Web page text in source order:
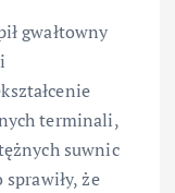
gwałtowny
terminali,
suwnic
że